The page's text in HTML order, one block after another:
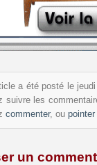
a été posté le
suivre les
commenter, ou pointer
un